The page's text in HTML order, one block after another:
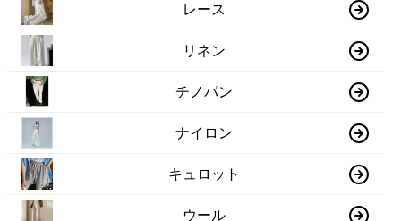
レース
リネン
チノパン
ナイロン
キュロット
ウール